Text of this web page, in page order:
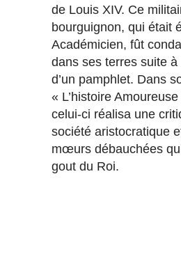
de Louis XIV. Ce
bourguignon, qui était
Académicien, fût
dans ses terres suite
d’un pamphlet. Dans
« L’histoire
celui-ci réalisa une
société aristocratique
mœurs débauchées
gout du Roi.